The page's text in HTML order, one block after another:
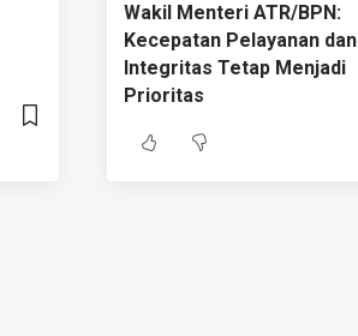
Wakil Menteri ATR/BPN:
Kecepatan Pelayanan dan
Integritas Tetap Menjadi
Prioritas